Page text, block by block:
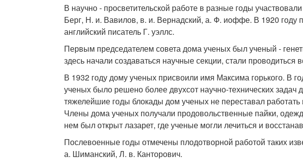
В научно - просветительской работе в разные годы
Берг, Н. и. Вавилов, в. и. Вернадский, а. Ф. иоффе. В 1920 году
английский писатель Г. уэллс.
Первым председателем совета дома ученых был ученый -
здесь начали создаваться научные секции, стали
В 1932 году дому ученых присвоили имя Максима горького. В
ученых было решено более двухсот научно-технических
тяжелейшие годы блокады дом ученых не переставал
Члены дома ученых получали продовольственные пайки,
нем был открыт лазарет, где ученые могли лечиться и
Послевоенные годы отмечены плодотворной работой таких
а. Шиманский, Л. в. Канторович.